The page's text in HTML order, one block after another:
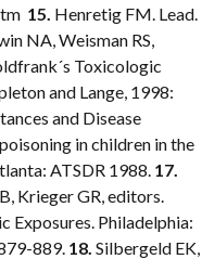
15. Henretig FM. Lead.
NA, Weisman RS,
Toxicologic
and Lange, 1998:
and Disease
in children in the
ATSDR 1988. 17.
Krieger GR, editors.
Exposures. Philadelphia:
889. 18. Silbergeld EK,